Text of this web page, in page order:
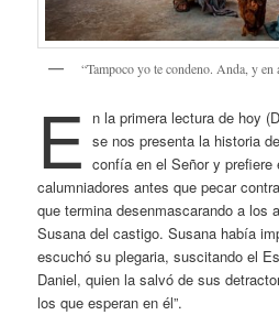
“Tampoco yo te condeno. Anda, y en
E n la primera lectura de hoy
se nos presenta la historia
confía en el Señor y prefiere
calumniadores antes que pecar
que termina desenmascarando a los
Susana del castigo. Susana había
escuchó su plegaria, suscitando el
Daniel, quien la salvó de sus
los que esperan en él”.